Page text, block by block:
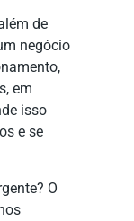
de
negócio
em
isso
e se
O